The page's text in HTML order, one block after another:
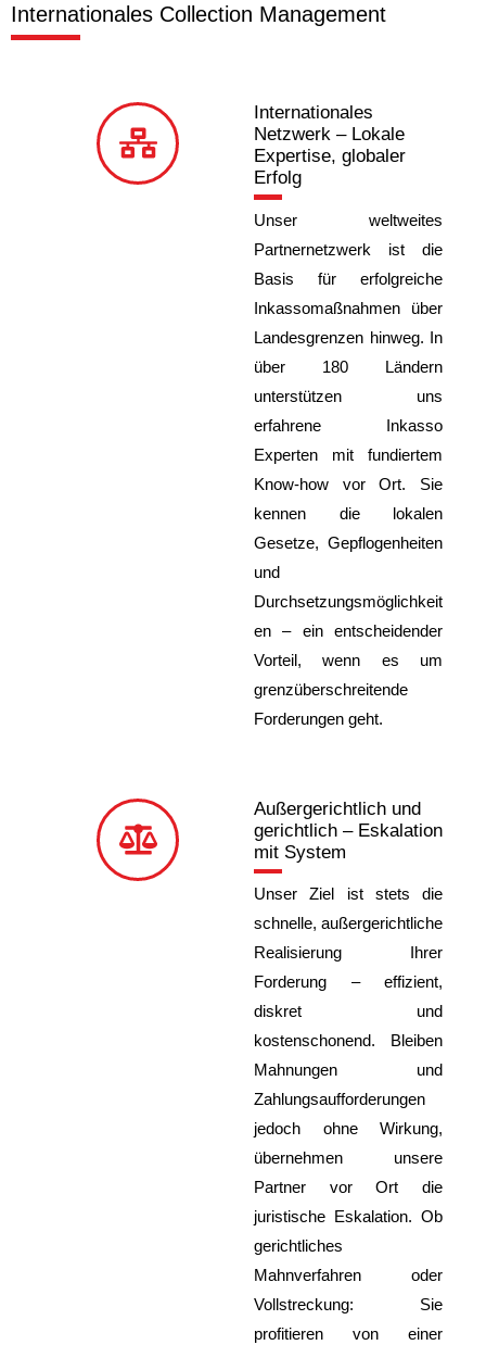
Internationales Collection Management
Internationales
Netzwerk – Lokale
Expertise, globaler
Erfolg
Unser weltweites
Partnernetzwerk ist die
Basis für erfolgreiche
Inkassomaßnahmen über
Landesgrenzen hinweg. In
über 180 Ländern
unterstützen uns
erfahrene Inkasso
Experten mit fundiertem
Know-how vor Ort. Sie
kennen die lokalen
Gesetze, Gepflogenheiten
und
Durchsetzungsmöglichkeit
en – ein entscheidender
Vorteil, wenn es um
grenzüberschreitende
Forderungen geht.
Außergerichtlich und
gerichtlich – Eskalation
mit System
Unser Ziel ist stets die
schnelle, außergerichtliche
Realisierung Ihrer
Forderung – effizient,
diskret und
kostenschonend. Bleiben
Mahnungen und
Zahlungsaufforderungen
jedoch ohne Wirkung,
übernehmen unsere
Partner vor Ort die
juristische Eskalation. Ob
gerichtliches
Mahnverfahren oder
Vollstreckung: Sie
profitieren von einer